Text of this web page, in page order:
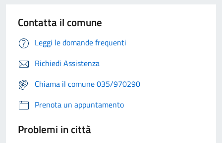
Contatta il comune
Leggi le domande frequenti
Richiedi Assistenza
Chiama il comune 035/970290
Prenota un appuntamento
Problemi in città